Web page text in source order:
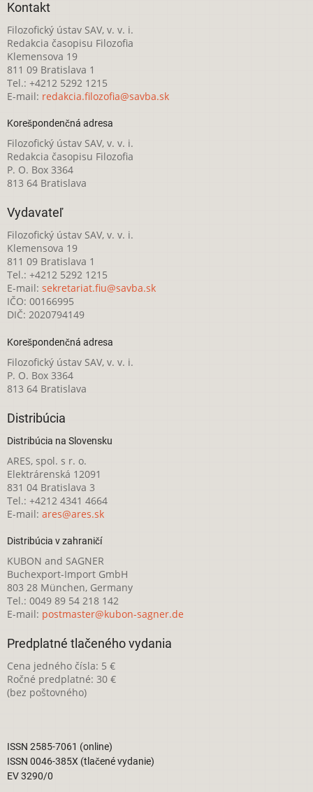
Kontakt
Filozofický ústav SAV, v. v. i.
Redakcia časopisu Filozofia
Klemensova 19
811 09 Bratislava 1
Tel.: +4212 5292 1215
E-mail: redakcia.filozofia@savba.sk
Korešpondenčná adresa
Filozofický ústav SAV, v. v. i.
Redakcia časopisu Filozofia
P. O. Box 3364
813 64 Bratislava
Vydavateľ
Filozofický ústav SAV, v. v. i.
Klemensova 19
811 09 Bratislava 1
Tel.: +4212 5292 1215
E-mail: sekretariat.fiu@savba.sk
IČO: 00166995
DIČ: 2020794149
Korešpondenčná adresa
Filozofický ústav SAV, v. v. i.
P. O. Box 3364
813 64 Bratislava
Distribúcia
Distribúcia na Slovensku
ARES, spol. s r. o.
Elektrárenská 12091
831 04 Bratislava 3
Tel.: +4212 4341 4664
E-mail: ares@ares.sk
Distribúcia v zahraničí
KUBON and SAGNER
Buchexport-Import GmbH
803 28 München, Germany
Tel.: 0049 89 54 218 142
E-mail: postmaster@kubon-sagner.de
Predplatné tlačeného vydania
Cena jedného čísla: 5 €
Ročné predplatné: 30 €
(bez poštovného)
ISSN 2585-7061 (online)
ISSN 0046-385X (tlačené vydanie)
EV 3290/0